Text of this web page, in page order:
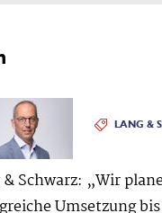
LANG &
Schwarz: „Wir
Umsetzung